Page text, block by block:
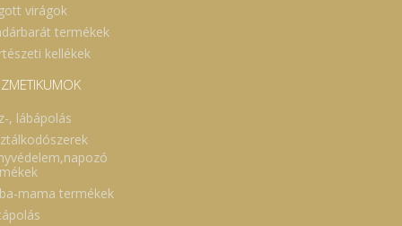
virágok
termékek
kellékek
, lábápolás
mama termékek